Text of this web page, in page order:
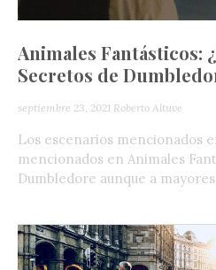
Animales Fantásticos:
Secretos de
septiembre 23, 2021 Roberto Altuve
Los escenarios mencionados
mencionados en Animales
Dumbledore aunque a